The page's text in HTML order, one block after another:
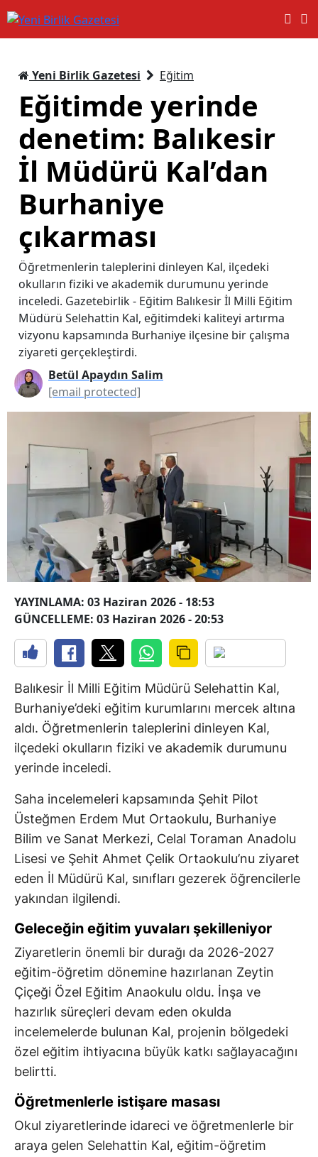
Yeni Birlik Gazetesi Eğitim
Eğitimde yerinde
denetim: Balıkesir
İl Müdürü Kal’dan
Burhaniye
çıkarması
Öğretmenlerin taleplerini dinleyen Kal, ilçedeki
okulların fiziki ve akademik durumunu yerinde
inceledi. Gazetebirlik - Eğitim Balıkesir İl Milli Eğitim
Müdürü Selehattin Kal, eğitimdeki kaliteyi artırma
vizyonu kapsamında Burhaniye ilçesine bir çalışma
ziyareti gerçekleştirdi.
Betül Apaydın Salim
[email protected]
YAYINLAMA: 03 Haziran 2026 - 18:53
GÜNCELLEME: 03 Haziran 2026 - 20:53
Balıkesir İl Milli Eğitim Müdürü Selehattin Kal,
Burhaniye’deki eğitim kurumlarını mercek altına
aldı. Öğretmenlerin taleplerini dinleyen Kal,
ilçedeki okulların fiziki ve akademik durumunu
yerinde inceledi.
Saha incelemeleri kapsamında Şehit Pilot
Üsteğmen Erdem Mut Ortaokulu, Burhaniye
Bilim ve Sanat Merkezi, Celal Toraman Anadolu
Lisesi ve Şehit Ahmet Çelik Ortaokulu’nu ziyaret
eden İl Müdürü Kal, sınıfları gezerek öğrencilerle
yakından ilgilendi.
Geleceğin eğitim yuvaları şekilleniyor
Ziyaretlerin önemli bir durağı da 2026-2027
eğitim-öğretim dönemine hazırlanan Zeytin
Çiçeği Özel Eğitim Anaokulu oldu. İnşa ve
hazırlık süreçleri devam eden okulda
incelemelerde bulunan Kal, projenin bölgedeki
özel eğitim ihtiyacına büyük katkı sağlayacağını
belirtti.
Öğretmenlerle istişare masası
Okul ziyaretlerinde idareci ve öğretmenlerle bir
araya gelen Selehattin Kal, eğitim-öğretim